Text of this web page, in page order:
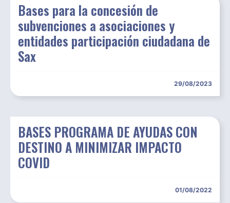
Bases para la concesión de
subvenciones a asociaciones y
entidades participación ciudadana de
Sax
29/08/2023
BASES PROGRAMA DE AYUDAS CON
DESTINO A MINIMIZAR IMPACTO
COVID
01/08/2022